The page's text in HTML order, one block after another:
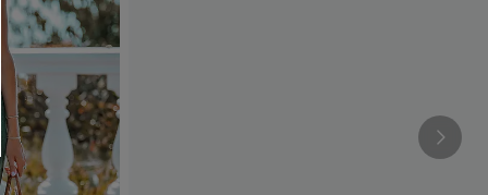
formulario, usted acepta nuestros
, y además acepta recibir correos
de Cupshe en cualquier momento del
compra. Podemos utilizar la
y ofertas adaptados a su perfil.